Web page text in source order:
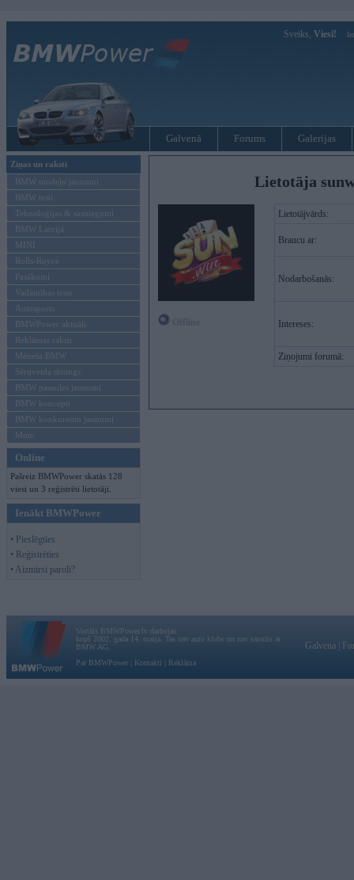
Sveiks, Viesi!
Galvenā Forums Galerijas
Ziņas un raksti
BMW modeļu jaunumi
BMW testi
Tehnoloģijas & sasniegumi
BMW Latvijā
MINI
Rolls-Royce
Pasākumi
Vadāmības tests
Autosports
BMWPower aktuāli
Reklāmas raksti
Mēneša BMW
Sērijveida tūnings
BMW pasaules jaunumi
BMW koncepti
BMW konkurentu jaunumi
Moto
Online
Pašreiz BMWPower skatās 128
viesi un 3 reģistrēti lietotāji.
Ienākt BMWPower
• Pieslēgties
• Reģistrēties
• Aizmirsi paroli?
Lietotāja
Lietotājvārds:
Braucu ar:
Nodarbošanās:
Intereses:
Ziņojumi forumā:
Vortāls BMWPower.lv darbojas
kopš 2002. gada 14. maija. Tas nav auto klubs un nav saistīts ar
BMW AG.
Par BMWPower
Kontakti Reklāma
Galvena